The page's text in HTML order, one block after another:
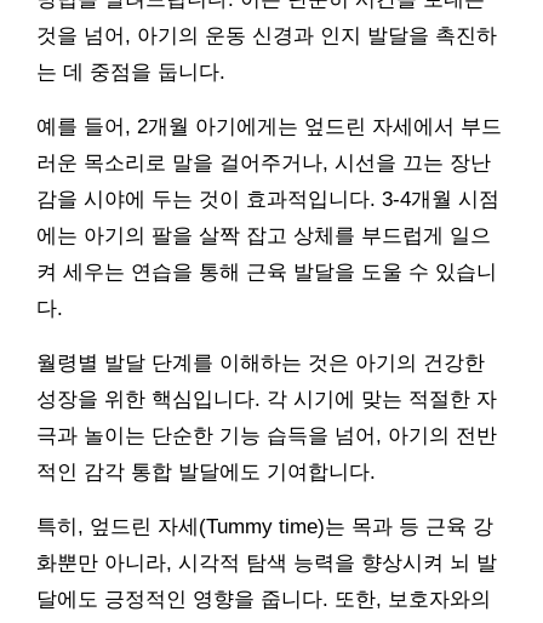
것을 넘어, 아기의 운동 신경과 인지 발달을 촉진하
는 데 중점을 둡니다.
예를 들어, 2개월 아기에게는 엎드린 자세에서 부드
러운 목소리로 말을 걸어주거나, 시선을 끄는 장난
감을 시야에 두는 것이 효과적입니다. 3-4개월 시점
에는 아기의 팔을 살짝 잡고 상체를 부드럽게 일으
켜 세우는 연습을 통해 근육 발달을 도울 수 있습니
다.
월령별 발달 단계를 이해하는 것은 아기의 건강한
성장을 위한 핵심입니다. 각 시기에 맞는 적절한 자
극과 놀이는 단순한 기능 습득을 넘어, 아기의 전반
적인 감각 통합 발달에도 기여합니다.
특히, 엎드린 자세(Tummy time)는 목과 등 근육 강
화뿐만 아니라, 시각적 탐색 능력을 향상시켜 뇌 발
달에도 긍정적인 영향을 줍니다. 또한, 보호자와의